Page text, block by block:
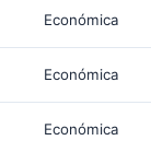
Económica
Económica
Económica